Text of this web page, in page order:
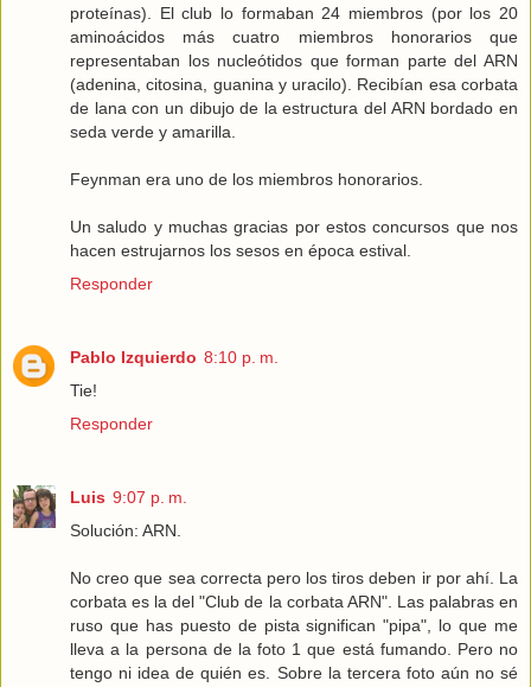
proteínas). El club lo formaban 24 miembros (por los 20
aminoácidos más cuatro miembros honorarios que
representaban los nucleótidos que forman parte del ARN
(adenina, citosina, guanina y uracilo). Recibían esa corbata
de lana con un dibujo de la estructura del ARN bordado en
seda verde y amarilla.
Feynman era uno de los miembros honorarios.
Un saludo y muchas gracias por estos concursos que nos
hacen estrujarnos los sesos en época estival.
Responder
Pablo Izquierdo 8:10 p. m.
Tie!
Responder
Luis 9:07 p. m.
Solución: ARN.
No creo que sea correcta pero los tiros deben ir por ahí. La
corbata es la del "Club de la corbata ARN". Las palabras en
ruso que has puesto de pista significan "pipa", lo que me
lleva a la persona de la foto 1 que está fumando. Pero no
tengo ni idea de quién es. Sobre la tercera foto aún no sé